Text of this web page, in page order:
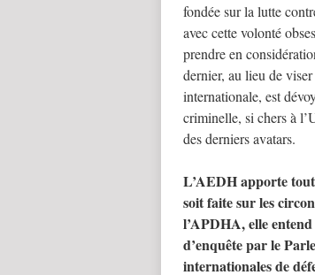
fondée sur la lutte
avec cette volonté
prendre en
dernier, au lieu de
internationale, est
criminelle, si chers à
des derniers avatars.
L’AEDH apporte tout
soit faite sur les
l’APDHA, elle
d’enquête par le
internationales de